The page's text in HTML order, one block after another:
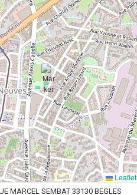
Leaflet
MARCEL SEMBAT 33130 BEGLES